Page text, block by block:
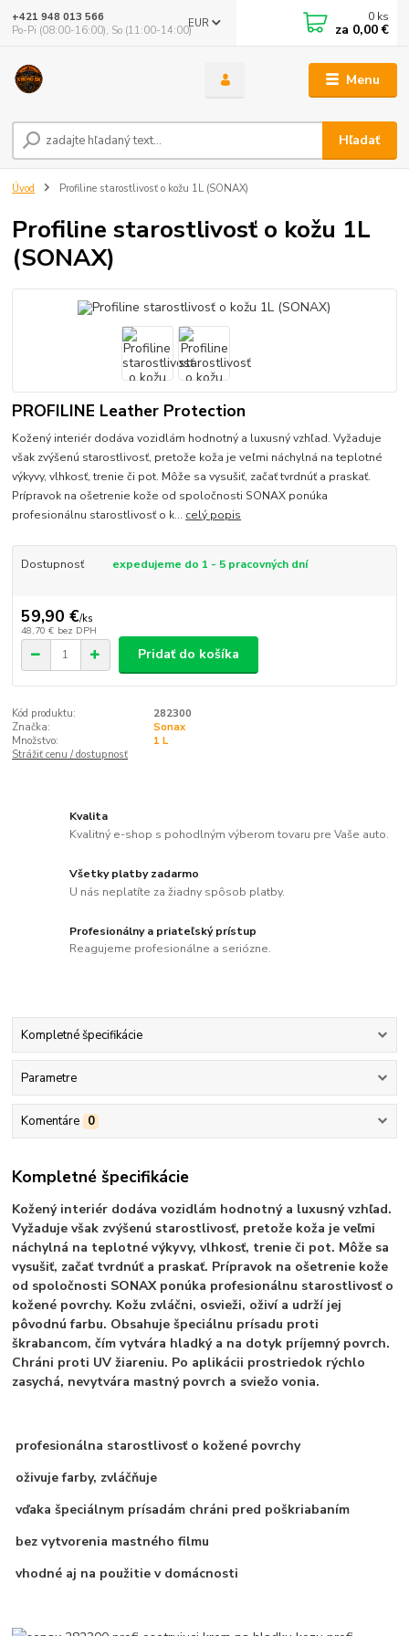
Menu
EUR
Hľadať
+421 948 013 566
Po-Pi (08:00-16:00), So (11:00-14:00)
0 ks
za 0,00 €
Úvod Profiline starostlivosť o kožu 1L (SONAX)
Profiline starostlivosť o kožu 1L
(SONAX)
PROFILINE Leather Protection
Kožený interiér dodáva vozidlám hodnotný a luxusný vzhľad. Vyžaduje
však zvýšenú starostlivosť, pretože koža je veľmi náchylná na teplotné
výkyvy, vlhkosť, trenie či pot. Môže sa vysušiť, začať tvrdnúť a praskať.
Prípravok na ošetrenie kože od spoločnosti SONAX ponúka
profesionálnu starostlivosť o k... celý popis
Dostupnosť expedujeme do 1 - 5 pracovných dní
59,90 €/ks
48,70 € bez DPH
Pridať do košíka
Kód produktu:
282300
Značka:
Sonax
Množstvo:
1 L
Strážiť cenu / dostupnosť
Kvalita
Kvalitný e-shop s pohodlným výberom tovaru pre Vaše auto.
Všetky platby zadarmo
U nás neplatíte za žiadny spôsob platby.
Profesionálny a priateľský prístup
Reagujeme profesionálne a seriózne.
Kompletné špecifikácie
Parametre
Komentáre 0
Kompletné špecifikácie
Kožený interiér dodáva vozidlám hodnotný a luxusný vzhľad.
Vyžaduje však zvýšenú starostlivosť, pretože koža je veľmi
náchylná na teplotné výkyvy, vlhkosť, trenie či pot. Môže sa
vysušiť, začať tvrdnúť a praskať. Prípravok na ošetrenie kože
od spoločnosti SONAX ponúka profesionálnu starostlivosť o
kožené povrchy. Kožu zvláčni, osvieži, oživí a udrží jej
pôvodnú farbu. Obsahuje špeciálnu prísadu proti
škrabancom, čím vytvára hladký a na dotyk príjemný povrch.
Chráni proti UV žiareniu. Po aplikácii prostriedok rýchlo
zasychá, nevytvára mastný povrch a sviežo vonia.
profesionálna starostlivosť o kožené povrchy
oživuje farby, zvláčňuje
vďaka špeciálnym prísadám chráni pred poškriabaním
bez vytvorenia mastného filmu
vhodné aj na použitie v domácnosti